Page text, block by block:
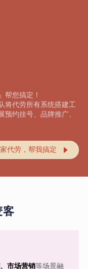
帮您搞定！
将代劳所有系统搭建工
预约挂号、品牌推广、
代劳，帮我搞定 
客
市场营销等场景融